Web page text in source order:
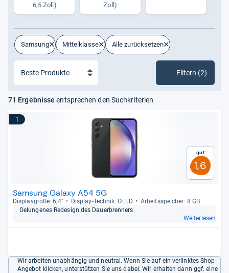
6,5 Zoll)
Zoll)
Samsung Mittelklasse Alle zurücksetzen
Filtern (2)
71 Ergebnisse entsprechen den Suchkriterien
1
Gut
1,6
Samsung Galaxy A54 5G
Dis­play­größe: 6,4" Dis­play-​Tech­nik: OLED
Arbeitsspei­cher: 8 GB
Gelun­ge­nes Rede­sign des Dau­er­bren­ners
Weiterlesen
Wir arbeiten unabhängig und neutral. Wenn Sie auf ein verlinktes Shop-
Angebot klicken, unterstützen Sie uns dabei. Wir erhalten dann ggf. eine